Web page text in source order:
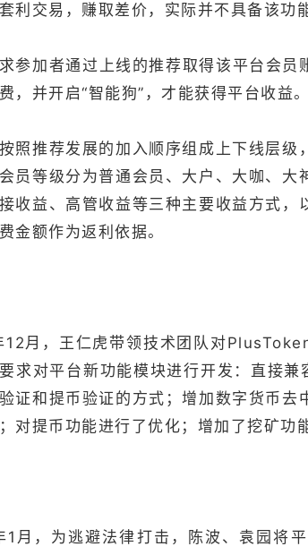
利交易，赚取差价，实际并不具备该功能
参加者通过上线的推荐取得该平台会
，并开启“智能狗”，才能获得平台收益。
照推荐发展的加入顺序组成上下线层
员等级分为普通会员、大户、大咖、
收益、高管收益等三种主要收益方式
金额作为返利依据。
12月，王仁虎带领技术团队对
求对平台新功能模块进行开发：直接
证和提币验证的方式；增加数字货币去
对提币功能进行了优化；增加了挖矿功
1月，为逃避法律打击，陈波、袁园将